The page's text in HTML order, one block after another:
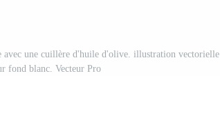
une cuillère d'huile d'olive. illustration vectorielle
fond blanc. Vecteur Pro